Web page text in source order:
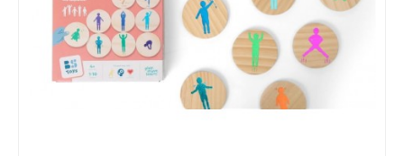
LEGO / FEBER
FAZ DE CONTA
COZINHAS / ACESSÓRIOS / ...